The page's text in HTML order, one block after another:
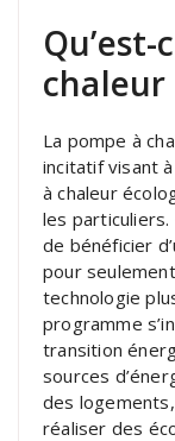
chaleur
La pompe à
incitatif visant
à chaleur
les
de bénéficier
pour
technologie
programme
transition
sources
des
réaliser des